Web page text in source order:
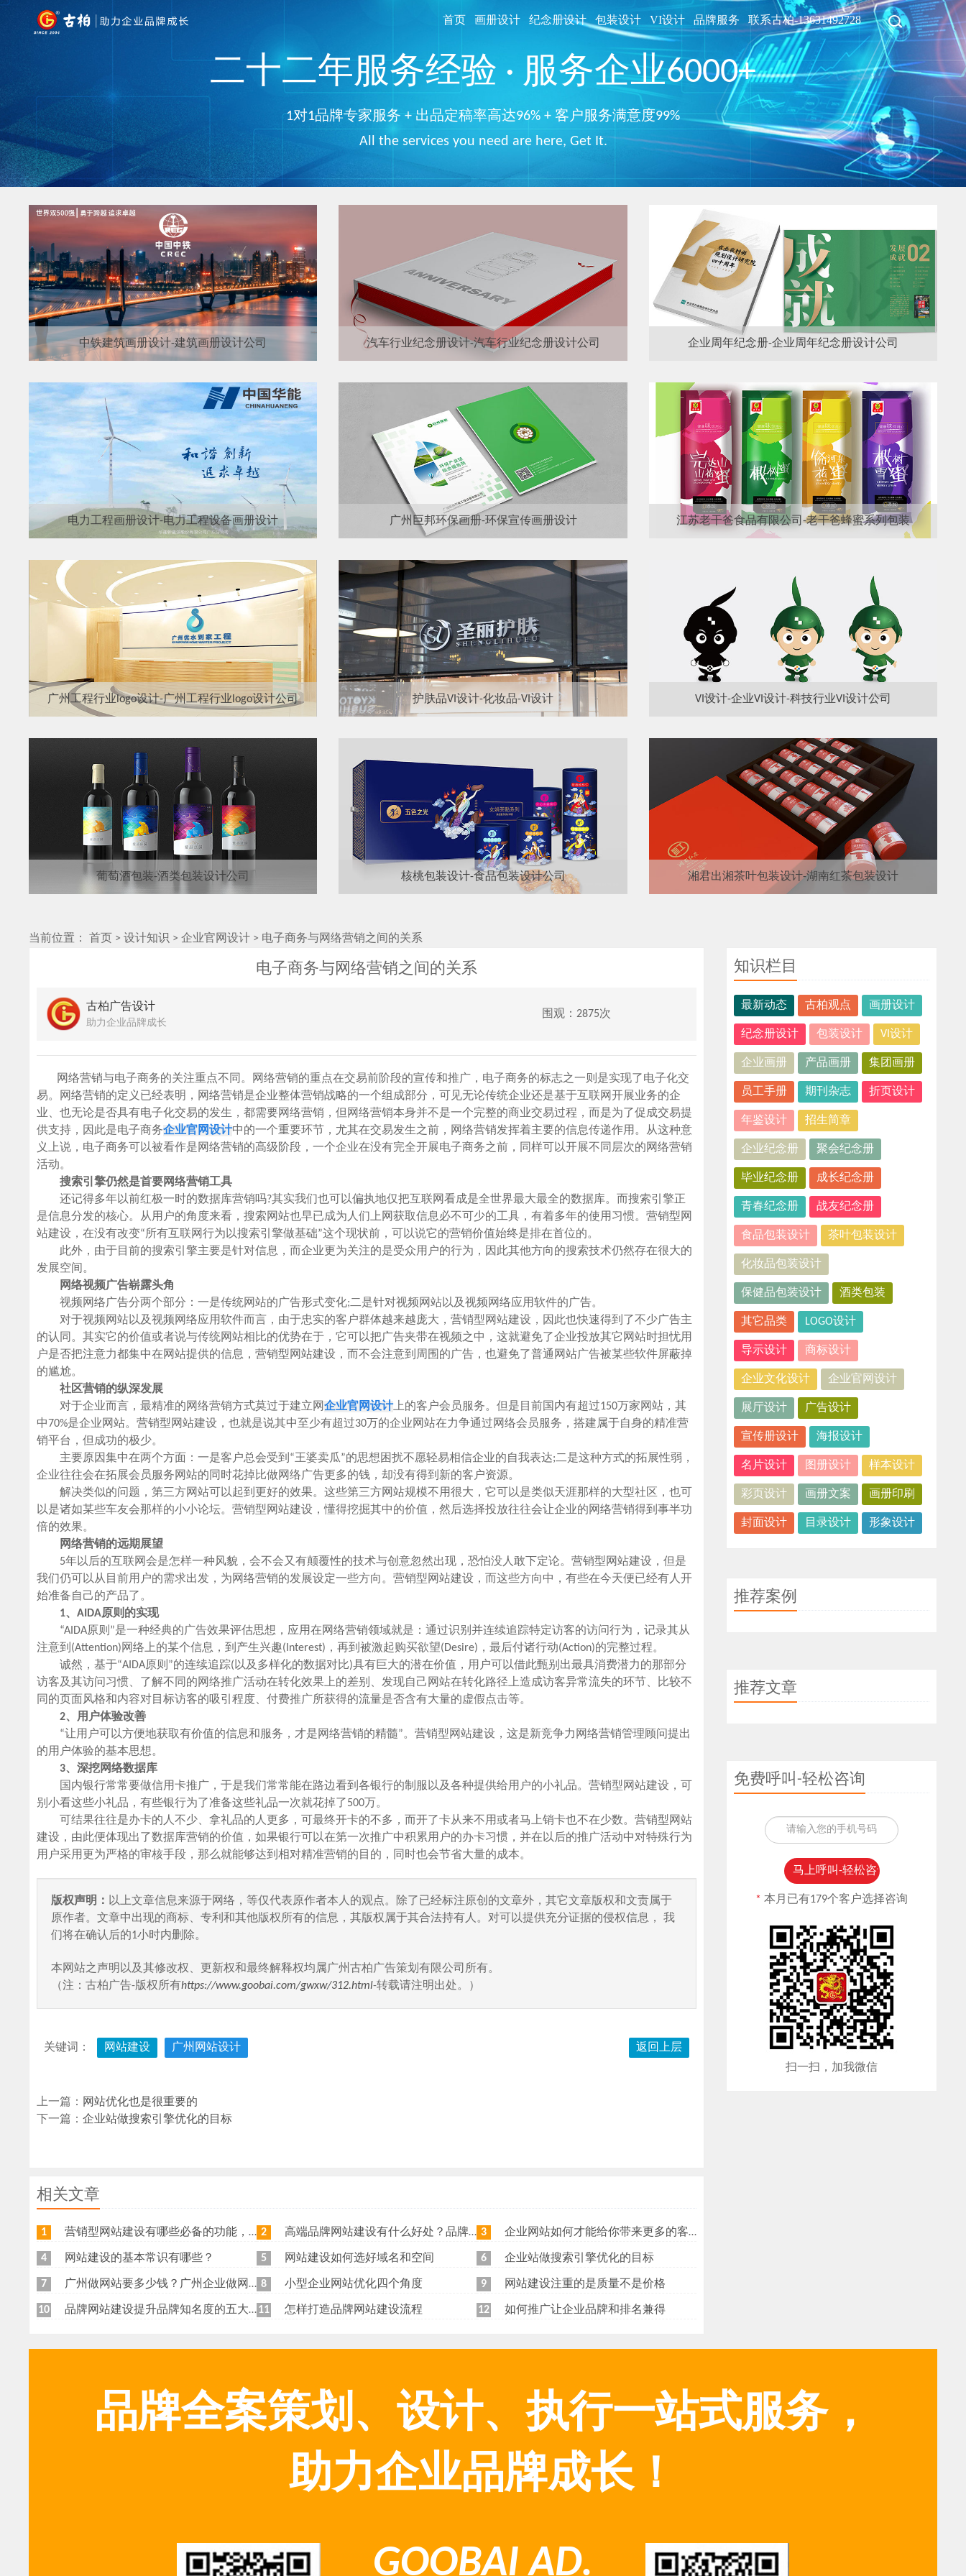
首页 画册设计 纪念册设计 包装设计 VI设计 品牌服务 联系古柏-13631492728
二十二年服务经验 · 服务企业6000+
1对1品牌专家服务 + 出品定稿率高达96% + 客户服务满意度99%
All the services you need are here, Get It.
中铁建筑画册设计-建筑画册设计公司 汽车行业纪念册设计-汽车行业纪念册设计公司 企业周年纪念册-企业周年纪念册设计公司
电力工程画册设计-电力工程设备画册设计 广州巨邦环保画册-环保宣传画册设计 江苏老干爸食品有限公司-老干爸蜂蜜系列包装
广州工程行业logo设计-广州工程行业logo设计公司 护肤品VI设计-化妆品-VI设计 VI设计-企业VI设计-科技行业VI设计公司
葡萄酒包装-酒类包装设计公司 核桃包装设计-食品包装设计公司 湘君出湘茶叶包装设计-湖南红茶包装设计
当前位置： 首页 >设计知识 >企业官网设计 > 电子商务与网络营销之间的关系
电子商务与网络营销之间的关系
古柏广告设计
助力企业品牌成长
围观：2875次
网络营销与电子商务的关注重点不同。网络营销的重点在交易前阶段的宣传和推广，电子商务的标志之一则是实现了电子化交
易。网络营销的定义已经表明，网络营销是企业整体营销战略的一个组成部分，可见无论传统企业还是基于互联网开展业务的企
业、也无论是否具有电子化交易的发生，都需要网络营销，但网络营销本身并不是一个完整的商业交易过程，而是为了促成交易提
供支持，因此是电子商务企业官网设计中的一个重要环节，尤其在交易发生之前，网络营销发挥着主要的信息传递作用。从这种意
义上说，电子商务可以被看作是网络营销的高级阶段，一个企业在没有完全开展电子商务之前，同样可以开展不同层次的网络营销
活动。
搜索引擎仍然是首要网络营销工具
还记得多年以前红极一时的数据库营销吗?其实我们也可以偏执地仅把互联网看成是全世界最大最全的数据库。而搜索引擎正
是信息分发的核心。从用户的角度来看，搜索网站也早已成为人们上网获取信息必不可少的工具，有着多年的使用习惯。营销型网
站建设，在没有改变“所有互联网行为以搜索引擎做基础”这个现状前，可以说它的营销价值始终是排在首位的。
此外，由于目前的搜索引擎主要是针对信息，而企业更为关注的是受众用户的行为，因此其他方向的搜索技术仍然存在很大的
发展空间。
网络视频广告崭露头角
视频网络广告分两个部分：一是传统网站的广告形式变化;二是针对视频网站以及视频网络应用软件的广告。
对于视频网站以及视频网络应用软件而言，由于忠实的客户群体越来越庞大，营销型网站建设，因此也快速得到了不少广告主
的认同。其实它的价值或者说与传统网站相比的优势在于，它可以把广告夹带在视频之中，这就避免了企业投放其它网站时担忧用
户是否把注意力都集中在网站提供的信息，营销型网站建设，而不会注意到周围的广告，也避免了普通网站广告被某些软件屏蔽掉
的尴尬。
社区营销的纵深发展
对于企业而言，最精准的网络营销方式莫过于建立网企业官网设计上的客户会员服务。但是目前国内有超过150万家网站，其
中70%是企业网站。营销型网站建设，也就是说其中至少有超过30万的企业网站在力争通过网络会员服务，搭建属于自身的精准营
销平台，但成功的极少。
主要原因集中在两个方面：一是客户总会受到“王婆卖瓜”的思想困扰不愿轻易相信企业的自我表达;二是这种方式的拓展性弱，
企业往往会在拓展会员服务网站的同时花掉比做网络广告更多的钱，却没有得到新的客户资源。
解决类似的问题，第三方网站可以起到更好的效果。这些第三方网站规模不用很大，它可以是类似天涯那样的大型社区，也可
以是诸如某些车友会那样的小小论坛。营销型网站建设，懂得挖掘其中的价值，然后选择投放往往会让企业的网络营销得到事半功
倍的效果。
网络营销的远期展望
5年以后的互联网会是怎样一种风貌，会不会又有颠覆性的技术与创意忽然出现，恐怕没人敢下定论。营销型网站建设，但是
我们仍可以从目前用户的需求出发，为网络营销的发展设定一些方向。营销型网站建设，而这些方向中，有些在今天便已经有人开
始准备自己的产品了。
1、AIDA原则的实现
“AIDA原则”是一种经典的广告效果评估思想，应用在网络营销领域就是：通过识别并连续追踪特定访客的访问行为，记录其从
注意到(Attention)网络上的某个信息，到产生兴趣(Interest)，再到被激起购买欲望(Desire)，最后付诸行动(Action)的完整过程。
诚然，基于“AIDA原则”的连续追踪(以及多样化的数据对比)具有巨大的潜在价值，用户可以借此甄别出最具消费潜力的那部分
访客及其访问习惯、了解不同的网络推广活动在转化效果上的差别、发现自己网站在转化路径上造成访客异常流失的环节、比较不
同的页面风格和内容对目标访客的吸引程度、付费推广所获得的流量是否含有大量的虚假点击等。
2、用户体验改善
“让用户可以方便地获取有价值的信息和服务，才是网络营销的精髓”。营销型网站建设，这是新竞争力网络营销管理顾问提出
的用户体验的基本思想。
3、深挖网络数据库
国内银行常常要做信用卡推广，于是我们常常能在路边看到各银行的制服以及各种提供给用户的小礼品。营销型网站建设，可
别小看这些小礼品，有些银行为了准备这些礼品一次就花掉了500万。
可结果往往是办卡的人不少、拿礼品的人更多，可最终开卡的不多，而开了卡从来不用或者马上销卡也不在少数。营销型网站
建设，由此便体现出了数据库营销的价值，如果银行可以在第一次推广中积累用户的办卡习惯，并在以后的推广活动中对特殊行为
用户采用更为严格的审核手段，那么就能够达到相对精准营销的目的，同时也会节省大量的成本。
版权声明： 以上文章信息来源于网络，等仅代表原作者本人的观点。除了已经标注原创的文章外，其它文章版权和文责属于
原作者。文章中出现的商标、专利和其他版权所有的信息，其版权属于其合法持有人。对可以提供充分证据的侵权信息， 我
们将在确认后的1小时内删除。
本网站之声明以及其修改权、更新权和最终解释权均属广州古柏广告策划有限公司所有。
（注：古柏广告-版权所有https://www.goobai.com/gwxw/312.html-转载请注明出处。）
关键词： 网站建设 广州网站设计 返回上层
上一篇： 网站优化也是很重要的
下一篇：企业站做搜索引擎优化的目标
相关文章
1 营销型网站建设有哪些必备的功能，我特意整理了一下，共享给各位 2 高端品牌网站建设有什么好处？品牌网站日常维护工作有哪些？ 3 企业网站如何才能给你带来更多的客户？
4 网站建设的基本常识有哪些？ 5 网站建设如何选好域名和空间 6 企业站做搜索引擎优化的目标
7 广州做网站要多少钱？广州企业做网站要找谁？ 8 小型企业网站优化四个角度 9 网站建设注重的是质量不是价格
10 品牌网站建设提升品牌知名度的五大原则 11 怎样打造品牌网站建设流程 12 如何推广让企业品牌和排名兼得
知识栏目
最新动态 古柏观点 画册设计
纪念册设计 包装设计 VI设计
企业画册 产品画册 集团画册
员工手册 期刊杂志 折页设计
年鉴设计 招生简章
企业纪念册 聚会纪念册
毕业纪念册 成长纪念册
青春纪念册 战友纪念册
食品包装设计 茶叶包装设计
化妆品包装设计
保健品包装设计 酒类包装
其它品类 LOGO设计
导示设计 商标设计
企业文化设计 企业官网设计
展厅设计 广告设计
宣传册设计 海报设计
名片设计 图册设计 样本设计
彩页设计 画册文案 画册印刷
封面设计 目录设计 形象设计
推荐案例
推荐文章
免费呼叫-轻松咨询
*本月已有179个客户选择咨询
扫一扫，加我微信
品牌全案策划、设计、执行一站式服务，
助力企业品牌成长！
GOOBAI AD.